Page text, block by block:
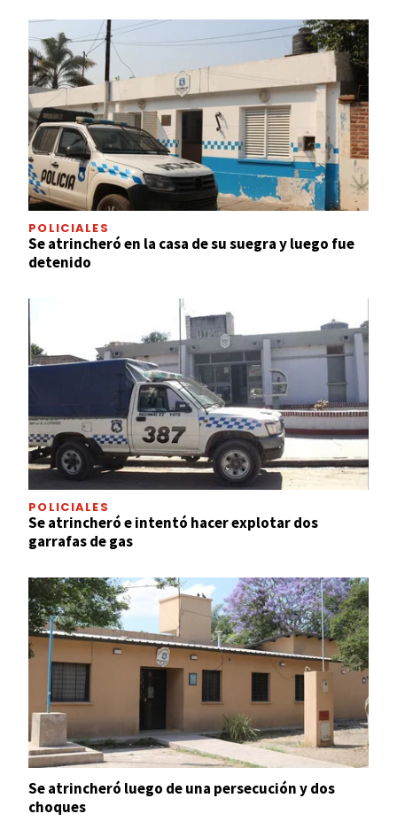
POLICIALES
Se atrincheró en la casa de su suegra y luego fue
detenido
POLICIALES
Se atrincheró e intentó hacer explotar dos
garrafas de gas
Se atrincheró luego de una persecución y dos
choques